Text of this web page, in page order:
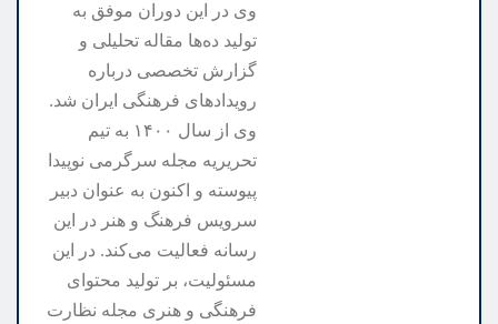
وی در این دوران موفق به
تولید ده‌ها مقاله تحلیلی و
گزارش تخصصی درباره
رویدادهای فرهنگی ایران شد.
وی از سال ۱۴۰۰ به تیم
تحریریه مجله سرگرمی نوپیدا
پیوسته و اکنون به عنوان دبیر
سرویس فرهنگ و هنر در این
رسانه فعالیت می‌کند. در این
مسئولیت، بر تولید محتوای
فرهنگی و هنری مجله نظارت